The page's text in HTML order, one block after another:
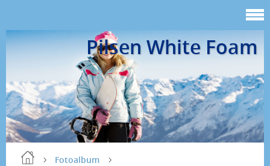
Pilsen White Foam
Fotoalbum